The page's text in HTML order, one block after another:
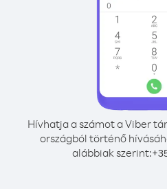
Hívhatja a számot a Viber
országból történő
alábbiak szerint:+